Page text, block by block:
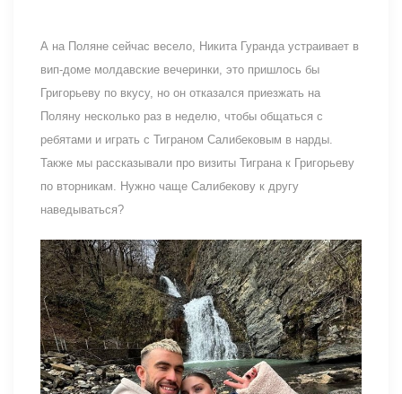
А на Поляне сейчас весело, Никита Гуранда устраивает в
вип-доме молдавские вечеринки, это пришлось бы
Григорьеву по вкусу, но он отказался приезжать на
Поляну несколько раз в неделю, чтобы общаться с
ребятами и играть с Тиграном Салибековым в нарды.
Также мы рассказывали про визиты Тиграна к Григорьеву
по вторникам. Нужно чаще Салибекову к другу
наведываться?